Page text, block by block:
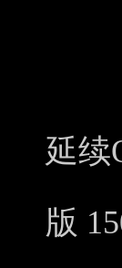
延续
版